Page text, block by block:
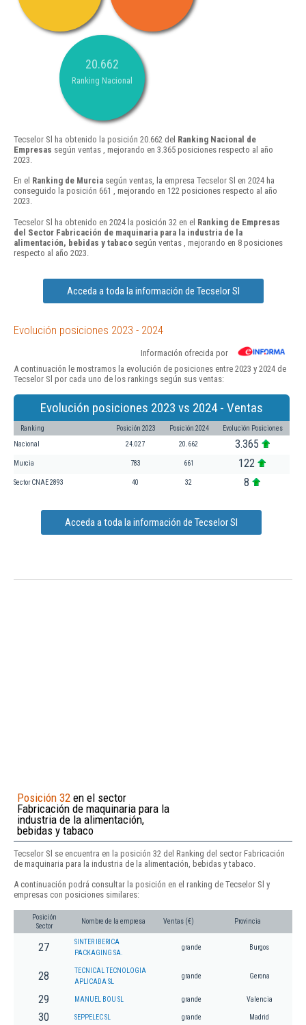
20.662
Ranking Nacional
Tecselor Sl ha obtenido la posición 20.662 del Ranking Nacional de
Empresas según ventas , mejorando en 3.365 posiciones respecto al año
2023.
En el Ranking de Murcia según ventas, la empresa Tecselor Sl en 2024 ha
conseguido la posición 661 , mejorando en 122 posiciones respecto al año
2023.
Tecselor Sl ha obtenido en 2024 la posición 32 en el Ranking de Empresas
del Sector Fabricación de maquinaria para la industria de la
alimentación, bebidas y tabaco según ventas , mejorando en 8 posiciones
respecto al año 2023.
Acceda a toda la información de Tecselor Sl
Evolución posiciones 2023 - 2024
Información ofrecida por
A continuación le mostramos la evolución de posiciones entre 2023 y 2024 de
Tecselor Sl por cada uno de los rankings según sus ventas:
Evolución posiciones 2023 vs 2024 - Ventas
Ranking Posición 2023 Posición 2024 Evolución Posiciones
Nacional 24.027 20.662 3.365
Murcia 783 661 122
Sector CNAE 2893 40 32 8
Acceda a toda la información de Tecselor Sl
Posición 32 en el sector
Fabricación de maquinaria para la
industria de la alimentación,
bebidas y tabaco
Tecselor Sl se encuentra en la posición 32 del Ranking del sector Fabricación
de maquinaria para la industria de la alimentación, bebidas y tabaco.
A continuación podrá consultar la posición en el ranking de Tecselor Sl y
empresas con posiciones similares:
Posición
Sector
Nombre de la empresa Ventas (€) Provincia
27
SINTER IBERICA
PACKAGING SA.
grande Burgos
28
TECNICAL TECNOLOGIA
APLICADA SL
grande Gerona
29 MANUEL BOU SL grande Valencia
30 SEPPELEC SL grande Madrid